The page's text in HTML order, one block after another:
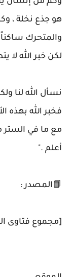
هو جذع نخلة ،
والمتحرك ساكناً
لكن خبر الله لا
نسأل الله لنا
فخبر الله بهذه
مع ما في الستر
أعلم ."
📘المصدر :
[مجموع فتاوى